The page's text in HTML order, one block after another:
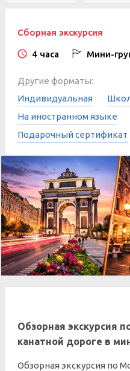
Сборная экскурсия
4 часа Мини-
Другие форматы:
Индивидуальная
На иностранном языке
Подарочный сертификат
Обзорная экскурсия
канатной дороге в
Обзорная экскурсия по